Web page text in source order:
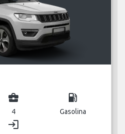
business_center
4
local_gas_station
Gasolina
login